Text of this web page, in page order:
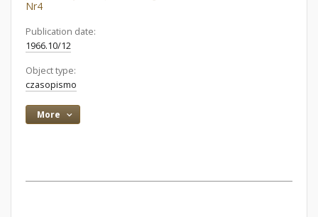
Nr4
Publication date:
1966.10/12
Object type:
czasopismo
More